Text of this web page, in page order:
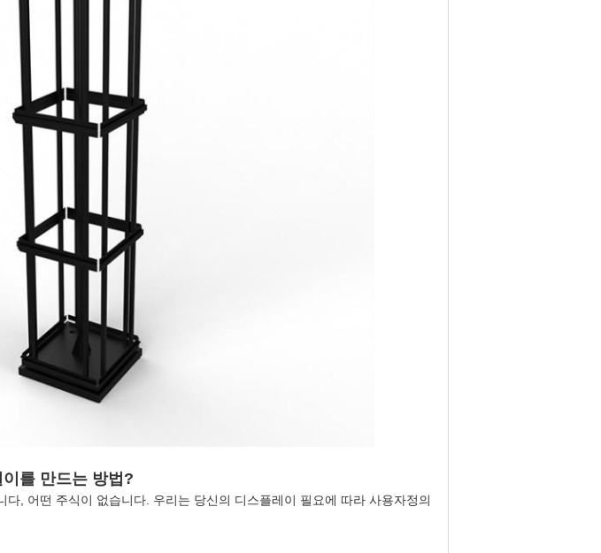
를 만드는 방법?
다, 어떤 주식이 없습니다. 우리는 당신의 디스플레이 필요에 따라 사용자정의